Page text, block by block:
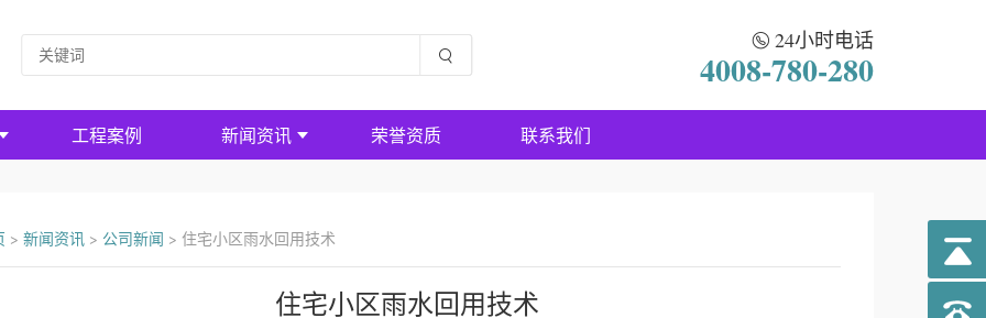
24小时电话
4008-780-280
工程案例 新闻资讯 荣誉资质 联系我们
> 新闻资讯> 公司新闻 > 住宅小区雨水回用技术
住宅小区雨水回用技术